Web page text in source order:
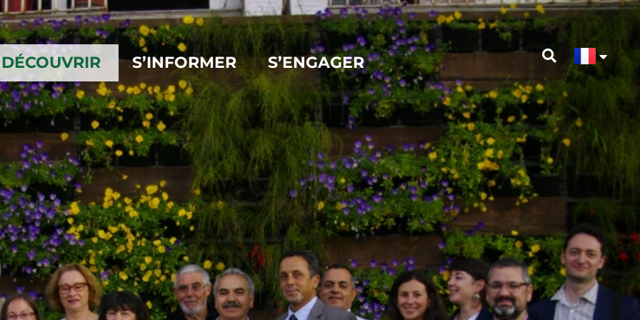
DÉCOUVRIR S’INFORMER S’ENGAGER